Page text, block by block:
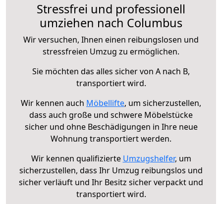
Stressfrei und professionell
umziehen nach Columbus
Wir versuchen, Ihnen einen reibungslosen und
stressfreien Umzug zu ermöglichen.
Sie möchten das alles sicher von A nach B,
transportiert wird.
Wir kennen auch Möbellifte, um sicherzustellen,
dass auch große und schwere Möbelstücke
sicher und ohne Beschädigungen in Ihre neue
Wohnung transportiert werden.
Wir kennen qualifizierte Umzugshelfer, um
sicherzustellen, dass Ihr Umzug reibungslos und
sicher verläuft und Ihr Besitz sicher verpackt und
transportiert wird.